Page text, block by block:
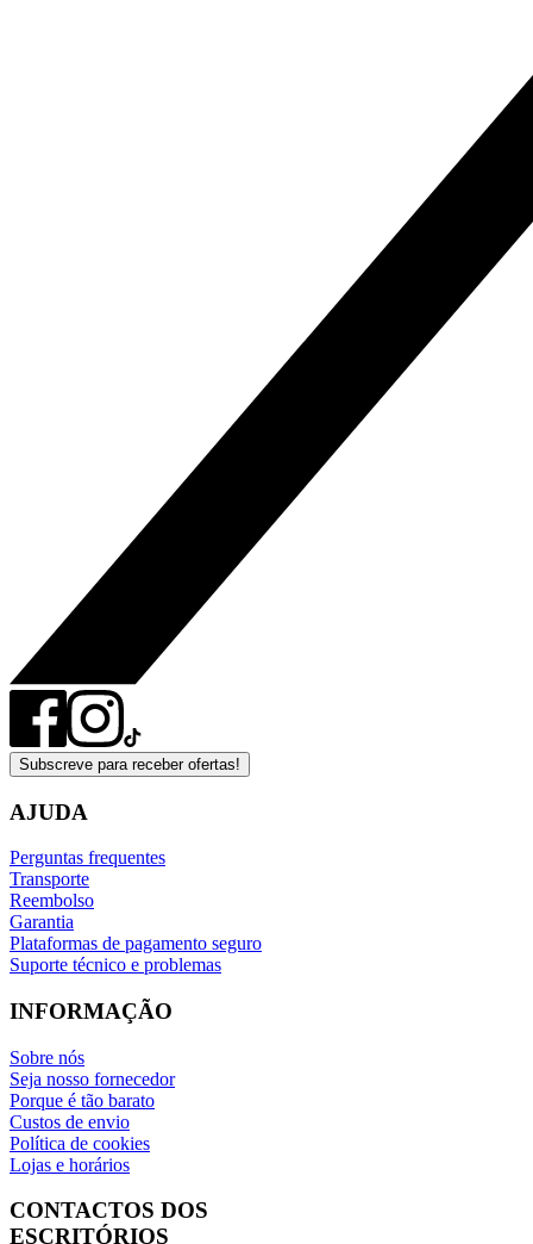
Subscreve para receber ofertas!
AJUDA
Perguntas frequentes
Transporte
Reembolso
Garantia
Plataformas de pagamento seguro
Suporte técnico e problemas
INFORMAÇÃO
Sobre nós
Seja nosso fornecedor
Porque é tão barato
Custos de envio
Política de cookies
Lojas e horários
CONTACTOS DOS
ESCRITÓRIOS